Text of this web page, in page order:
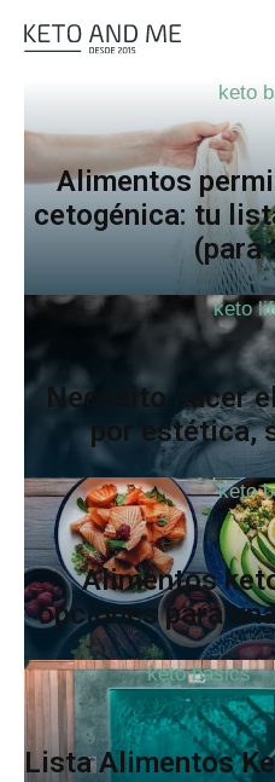
keto
Alimentos
cetogénica: tu
(para
keto
Necesito hacer
por estética,
keto
Alimentos
opciones para
keto basics
Lista Alimentos